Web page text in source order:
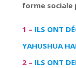
forme sociale
1 – ILS ONT
YAHUSHUA
2 – ILS ONT